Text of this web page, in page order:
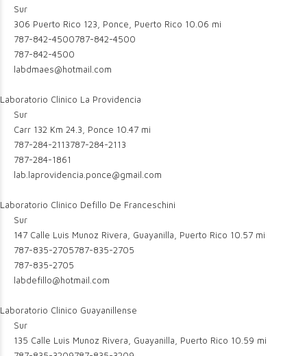
Sur
306 Puerto Rico 123, Ponce, Puerto Rico 10.06 mi
787-842-4500787-842-4500
787-842-4500
labdmaes@hotmail.com
Laboratorio Clinico La Providencia
Sur
Carr 132 Km 24.3, Ponce 10.47 mi
787-284-2113787-284-2113
787-284-1861
lab.laprovidencia.ponce@gmail.com
Laboratorio Clinico Defillo De Franceschini
Sur
147 Calle Luis Munoz Rivera, Guayanilla, Puerto Rico 10.57 mi
787-835-2705787-835-2705
787-835-2705
labdefillo@hotmail.com
Laboratorio Clinico Guayanillense
Sur
135 Calle Luis Munoz Rivera, Guayanilla, Puerto Rico 10.59 mi